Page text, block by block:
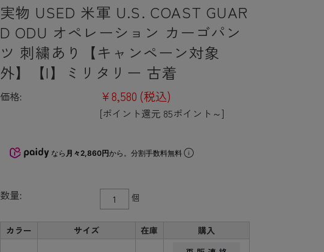
実物 USED 米軍 U.S. COAST GUAR
D ODU オペレーション カーゴパン
ツ 刺繍あり【キャンペーン対象
外】【I】ミリタリー 古着
価格: ¥8,580 (税込)
[ポイント還元 85ポイント～]
なら 月々2,860円から。分割手数料無料
数量: 個
カラー サイズ 在庫 購入